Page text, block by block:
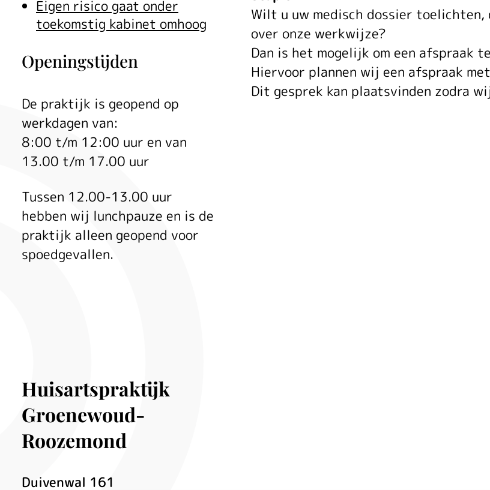
Wilt u uw medisch dossier
over onze werkwijze?
Dan is het mogelijk om een afspraak
Hiervoor plannen wij een afspraak
Dit gesprek kan plaatsvinden zodra
Eigen risico gaat onder
toekomstig kabinet omhoog
Openingstijden
De praktijk is geopend op
werkdagen van:
8:00 t/m 12:00 uur en van
13.00 t/m 17.00 uur
Tussen 12.00-13.00 uur
hebben wij lunchpauze en is de
praktijk alleen geopend voor
spoedgevallen.
Huisartspraktijk
Groenewoud-
Roozemond
Duivenwal 161